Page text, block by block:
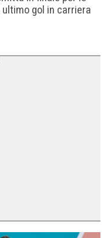
ultimo gol in carriera